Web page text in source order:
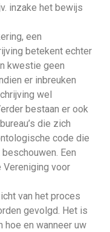
inzake het bewijs
een
betekent echter
kwestie geen
er inbreuken
wel
bestaan er ook
die zich
code die
Een
voor
van het proces
gevolgd. Het is
hoe en wanneer uw